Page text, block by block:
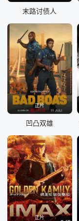
末路讨债人
正片
凹凸双雄
正片